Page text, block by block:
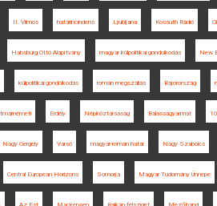
II. Vilmos határincindens Ljubljana Kossuth Rádió
Habsburg Ottó Alapítvány magyar külpolitikai gondolkodás New
külpolitikai gondolkodás román megszállás Bajorország
Erdély Népköztársaság Balassagyarmat
Nagy Gergely Varsó magyar-román határ Nagy Szabolcs
Central European Horizons Somorja Magyar Tudomány Ünnepe